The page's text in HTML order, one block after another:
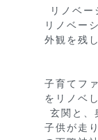
リノベ
リノベー
外観を残
子育てフ
をリノベ
玄関と、
子供が走